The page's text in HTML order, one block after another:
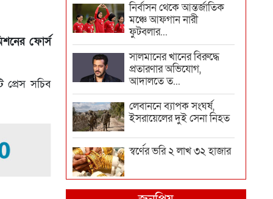
ফোর্স
প্রেস সচিব
নির্বাসন থেকে আন্তর্জাতিক
মঞ্চে আফগান নারী
ফুটবলার...
সালমানের খানের বিরুদ্ধে
প্রতারণার অভিযোগ,
আদালতে ত...
লেবাননে ব্যাপক সংঘর্ষ,
ইসরায়েলের দুই সেনা নিহত
স্বর্ণের ভরি ২ লাখ ৩২ হাজার
দিল্লিতে শেখ হাসিনাকে কথা